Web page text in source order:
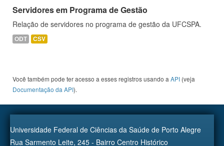
Servidores em Programa de Gestão
Relação de servidores no programa de gestão da UFCSPA.
ODT CSV
Você também pode ter acesso a esses registros usando a API (veja
Documentação da API).
Universidade Federal de Ciências da Saúde de Porto Alegre
Rua Sarmento Leite, 245 - Bairro Centro Histórico